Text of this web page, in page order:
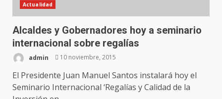
Actualidad
Alcaldes y Gobernadores hoy a seminario
internacional sobre regalías
admin 10 noviembre, 2015
El Presidente Juan Manuel Santos instalará hoy el
Seminario Internacional ‘Regalías y Calidad de la